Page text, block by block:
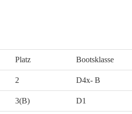
Platz Bootsklasse
2 D4x- B
3(B) D1